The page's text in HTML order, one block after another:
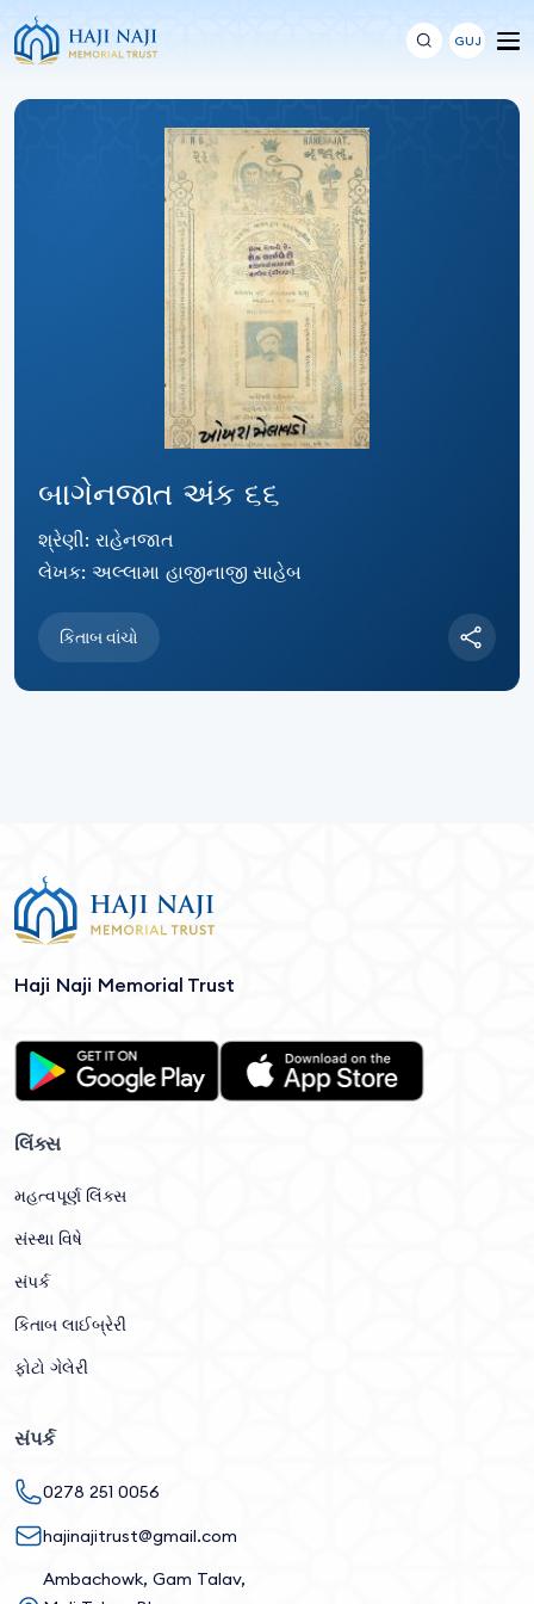
GUJ
બાગેનજાત અંક ૬૬
શ્રેણી: રાહેનજાત
લેખક: અલ્લામા હાજીનાજી સાહેબ
કિતાબ વાંચો
Haji Naji Memorial Trust
લિંક્સ
મહત્વપૂર્ણ લિંક્સ
સંસ્થા વિષે
સંપર્ક
કિતાબ લાઈબ્રેરી
ફોટો ગેલેરી
સંપર્ક
0278 251 0056
hajinajitrust@gmail.com
Ambachowk, Gam Talav,